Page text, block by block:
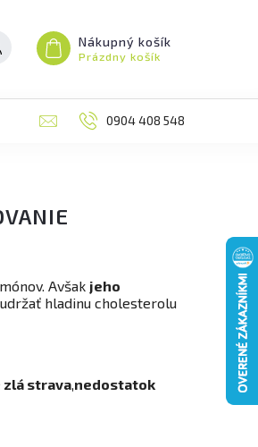
Nákupný košík
Prázdny košík
RECENZIE BLOG
0904 408 548
Avšak jeho
hladinu cholesterolu
zlá strava,nedostatok